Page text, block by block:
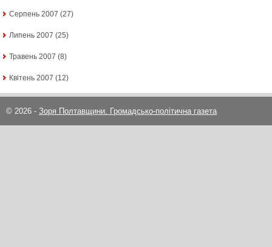
Серпень 2007 (27)
Липень 2007 (25)
Травень 2007 (8)
Квітень 2007 (12)
© 2026 - Зоря Полтавщини. Громадсько-політична газета